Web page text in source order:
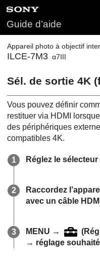
Guide d’aide
Appareil photo à objectif
ILCE-7M3 α7III
Sél. de sortie 4K
Vous pouvez définir
restituer via HDMI
des périphériques
compatibles 4K.
Réglez le
Raccordez
avec un câble
MENU → (
→ réglage